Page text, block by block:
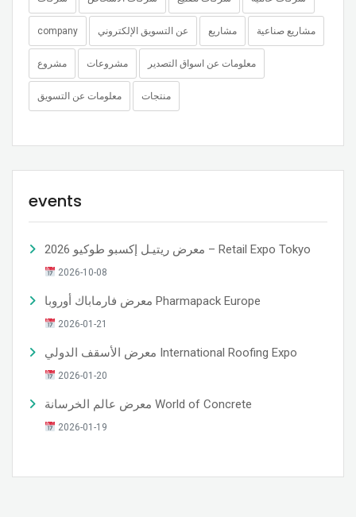
company عن التسويق الإلكتروني مشاريع مشاريع صناعية
مشروع مشروعات معلومات عن اسواق التصدير
معلومات عن التسويق منتجات
events
معرض ريتيـل إكسبو طوكيو 2026 – Retail Expo Tokyo
2026-10-08
معرض فارماباك أوروبا Pharmapack Europe
2026-01-21
معرض الأسقف الدولي International Roofing Expo
2026-01-20
معرض عالم الخرسانة World of Concrete
2026-01-19